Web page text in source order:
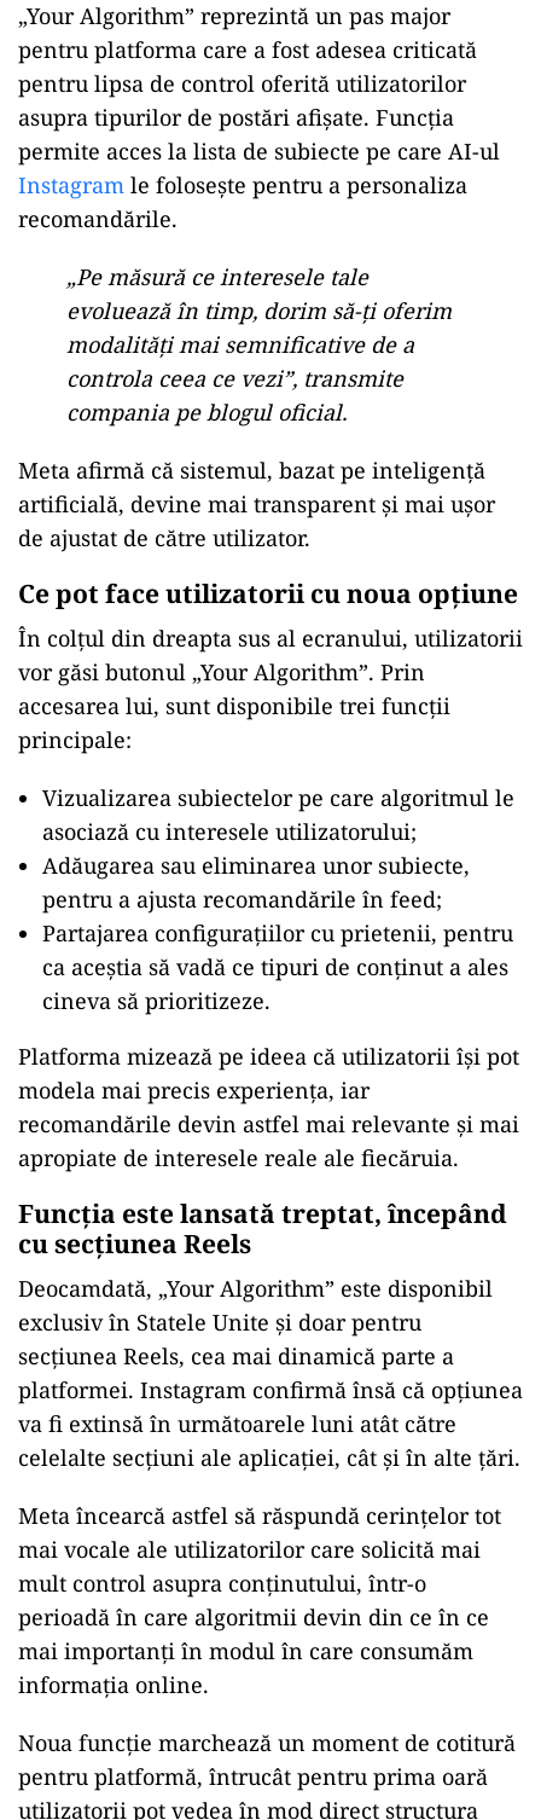
„Your Algorithm” reprezintă un pas major
pentru platforma care a fost adesea criticată
pentru lipsa de control oferită utilizatorilor
asupra tipurilor de postări afișate. Funcția
permite acces la lista de subiecte pe care AI-ul
Instagram le folosește pentru a personaliza
recomandările.
„Pe măsură ce interesele tale
evoluează în timp, dorim să-ți oferim
modalități mai semnificative de a
controla ceea ce vezi”, transmite
compania pe blogul oficial.
Meta afirmă că sistemul, bazat pe inteligență
artificială, devine mai transparent și mai ușor
de ajustat de către utilizator.
Ce pot face utilizatorii cu noua opțiune
În colțul din dreapta sus al ecranului, utilizatorii
vor găsi butonul „Your Algorithm”. Prin
accesarea lui, sunt disponibile trei funcții
principale:
Vizualizarea subiectelor pe care algoritmul le
asociază cu interesele utilizatorului;
Adăugarea sau eliminarea unor subiecte,
pentru a ajusta recomandările în feed;
Partajarea configurațiilor cu prietenii, pentru
ca aceștia să vadă ce tipuri de conținut a ales
cineva să prioritizeze.
Platforma mizează pe ideea că utilizatorii își pot
modela mai precis experiența, iar
recomandările devin astfel mai relevante și mai
apropiate de interesele reale ale fiecăruia.
Funcția este lansată treptat, începând
cu secțiunea Reels
Deocamdată, „Your Algorithm” este disponibil
exclusiv în Statele Unite și doar pentru
secțiunea Reels, cea mai dinamică parte a
platformei. Instagram confirmă însă că opțiunea
va fi extinsă în următoarele luni atât către
celelalte secțiuni ale aplicației, cât și în alte țări.
Meta încearcă astfel să răspundă cerințelor tot
mai vocale ale utilizatorilor care solicită mai
mult control asupra conținutului, într-o
perioadă în care algoritmii devin din ce în ce
mai importanți în modul în care consumăm
informația online.
Noua funcție marchează un moment de cotitură
pentru platformă, întrucât pentru prima oară
utilizatorii pot vedea în mod direct structura